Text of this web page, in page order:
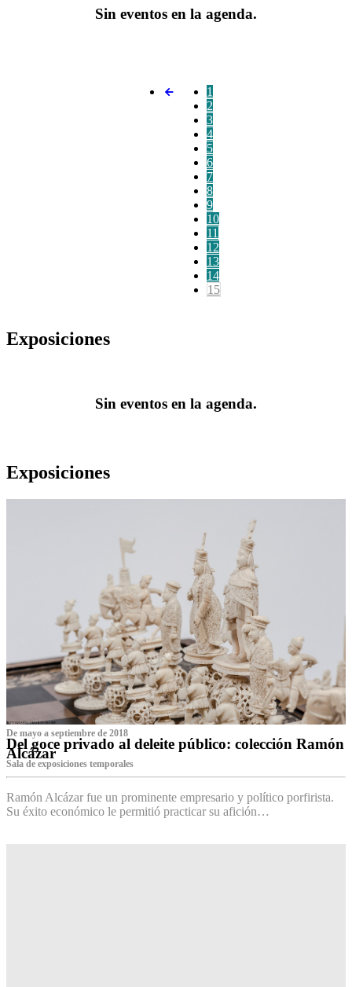
Sin eventos en la agenda.
1
2
3
4
5
6
7
8
9
10
11
12
13
14
15
Exposiciones
Sin eventos en la agenda.
Exposiciones
De mayo a septiembre de 2018
Del goce privado al deleite público: colección Ramón
Alcázar
Sala de exposiciones temporales
Ramón Alcázar fue un prominente empresario y político porfirista.
Su éxito económico le permitió practicar su afición…